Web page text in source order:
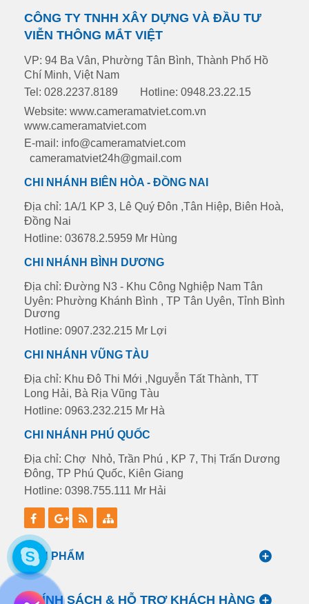
CÔNG TY TNHH XÂY DỰNG VÀ ĐẦU TƯ
VIỄN THÔNG MẮT VIỆT
VP: 94 Ba Vân, Phường Tân Bình, Thành Phố Hồ
Chí Minh, Việt Nam
Tel: 028.2237.8189
Hotline: 0948.23.22.15
Website: www.cameramatviet.com.vn
www.cameramatviet.com
E-mail: info@cameramatviet.com
cameramatviet24h@gmail.com
CHI NHÁNH BIÊN HÒA - ĐỒNG NAI
Địa chỉ: 1A/1 KP 3, Lê Quý Đôn ,Tân Hiệp, Biên Hoà,
Đồng Nai
Hotline: 03678.2.5959 Mr Hùng
CHI NHÁNH BÌNH DƯƠNG
Địa chỉ: Đường N3 - Khu Công Nghiệp Nam Tân
Uyên: Phường Khánh Bình , TP Tân Uyên, Tỉnh Bình
Dương
Hotline: 0907.232.215 Mr Lợi
CHI NHÁNH VŨNG TÀU
Địa chỉ: Khu Đô Thi Mới ,Nguyễn Tất Thành, TT
Long Hải, Bà Rịa Vũng Tàu
Hotline: 0963.232.215 Mr Hà
CHI NHÁNH PHÚ QUỐC
Địa chỉ: Chợ Nhỏ, Trần Phú , KP 7, Thị Trấn Dương
Đông, TP Phú Quốc, Kiên Giang
Hotline: 0398.755.111 Mr Hải
SẢN PHẨM
CHÍNH SÁCH & HỖ TRỢ KHÁCH HÀNG